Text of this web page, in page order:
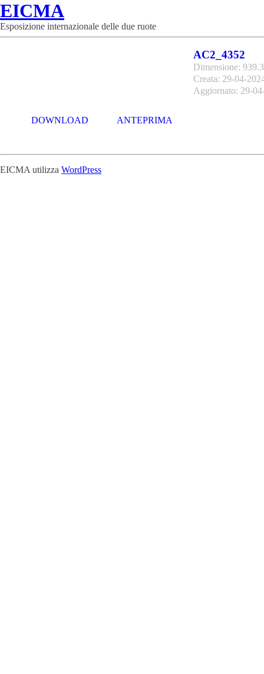
EICMA
Esposizione internazionale delle due ruote
AC2_4352
Dimensione:
Creata: 29-04-
Aggiornato: 29-
DOWNLOAD ANTEPRIMA
EICMA utilizza WordPress